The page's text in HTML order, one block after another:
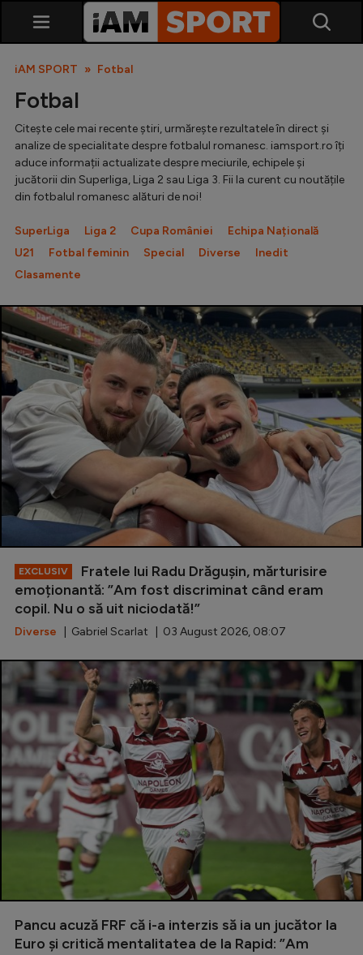
Echipa Națională
U21
Fotbal feminin
Special
Diverse
Inedit
Clasamente
Champions League
Europa League
Conference League
CM 2026
Premier League
LaLiga
Serie A
Bundesliga
Ligue 1
Campionate
Starurile fotbalului
EURO 2024
Stranieri
iAM SPORT Fotbal
Fotbal
Citește cele mai recente știri, urmărește rezultatele în direct și
analize de specialitate despre fotbalul romanesc. iamsport.ro îți
aduce informații actualizate despre meciurile, echipele și
jucătorii din Superliga, Liga 2 sau Liga 3. Fii la curent cu noutățile
din fotbalul romanesc alături de noi!
SuperLiga Liga 2 Cupa României
Echipa Națională
U21
Fotbal feminin Special Diverse
Inedit
Clasamente
EXCLUSIV
Fratele lui Radu Drăgușin, mărturisire
emoționantă: ”Am fost discriminat când eram
copil. Nu o să uit niciodată!”
Diverse | Gabriel Scarlat | 03 August 2026, 08:07
Pancu acuză FRF că i-a interzis să ia un jucător la
Euro și critică mentalitatea de la Rapid: ”Am